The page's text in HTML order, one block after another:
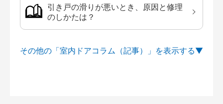
引き戸の滑りが悪いとき、原因と修理
のしかたは？
その他の「室内ドアコラム（記事）」を